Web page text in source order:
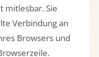
mitlesbar. Sie
Verbindung an
Browsers und